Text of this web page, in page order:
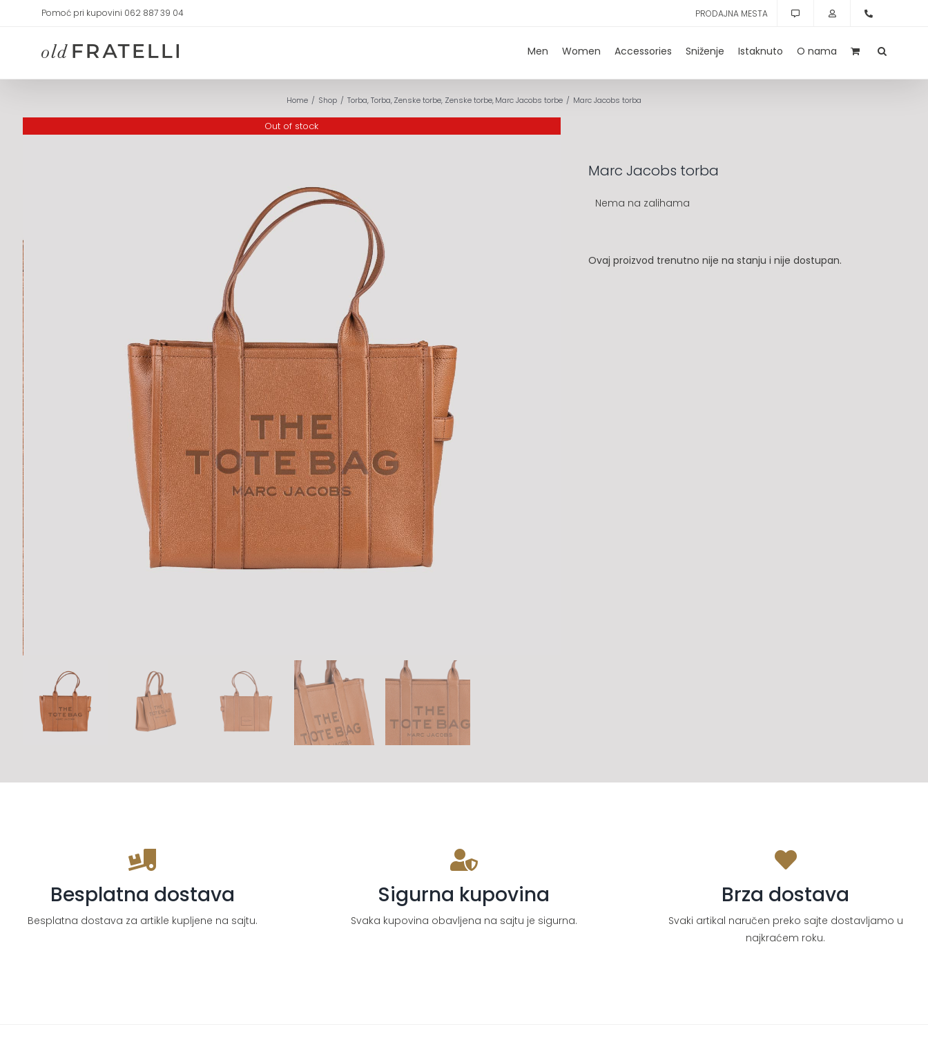
Pomoć pri kupovini 062 887 39 04 PRODAJNA MESTA
Men Women Accessories Sniženje Istaknuto O nama
Home Shop Torba Torba Zenske torbe Zenske torbe Marc Jacobs torbe Marc Jacobs torba
Out of stock
Marc Jacobs torba
Nema na zalihama
Ovaj proizvod trenutno nije na stanju i nije dostupan.
Besplatna dostava
Besplatna dostava za artikle kupljene na sajtu.
Sigurna kupovina
Svaka kupovina obavljena na sajtu je sigurna.
Brza dostava
Svaki artikal naručen preko sajte dostavljamo u
najkraćem roku.